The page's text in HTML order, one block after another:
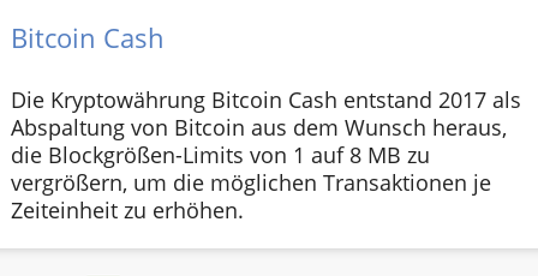
Bitcoin Cash
Die Kryptowährung Bitcoin Cash entstand 2017 als
Abspaltung von Bitcoin aus dem Wunsch heraus,
die Blockgrößen-Limits von 1 auf 8 MB zu
vergrößern, um die möglichen Transaktionen je
Zeiteinheit zu erhöhen.